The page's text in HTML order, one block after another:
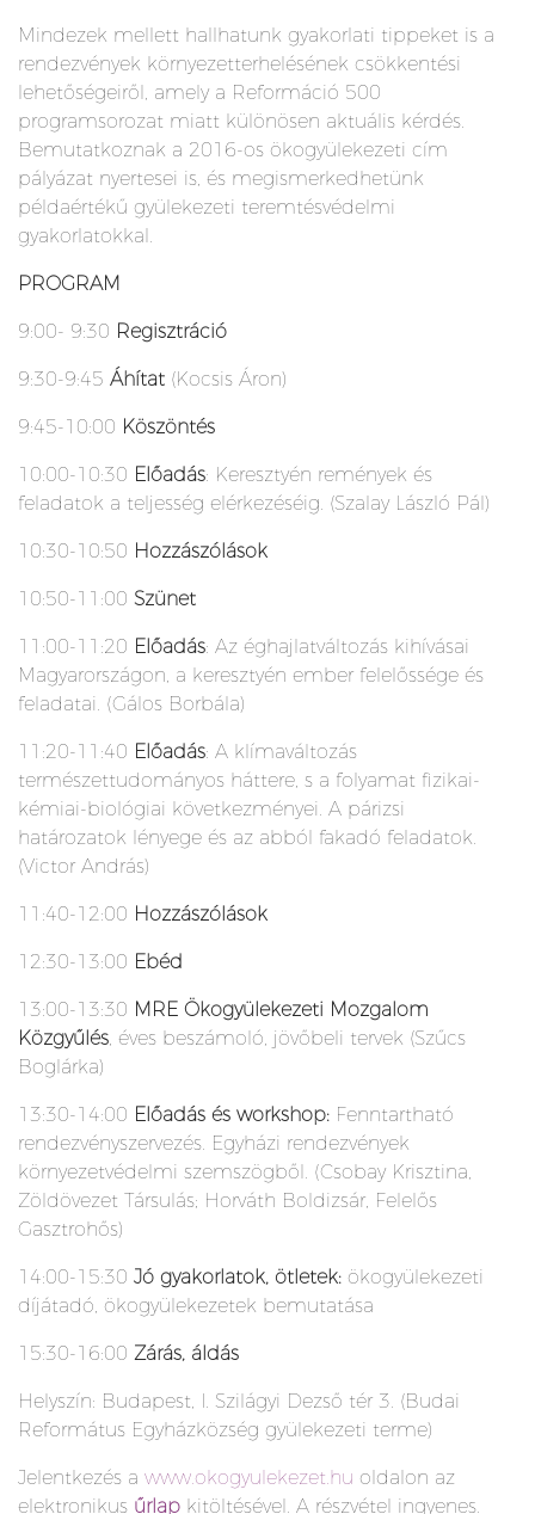
Mindezek mellett hallhatunk gyakorlati tippeket is a
rendezvények környezetterhelésének csökkentési
lehetőségeiről, amely a Reformáció 500
programsorozat miatt különösen aktuális kérdés.
Bemutatkoznak a 2016-os ökogyülekezeti cím
pályázat nyertesei is, és megismerkedhetünk
példaértékű gyülekezeti teremtésvédelmi
gyakorlatokkal.
PROGRAM
9:00- 9:30 Regisztráció
9:30-9:45 Áhítat (Kocsis Áron)
9:45-10:00 Köszöntés
10:00-10:30 Előadás: Keresztyén remények és
feladatok a teljesség elérkezéséig. (Szalay László Pál)
10:30-10:50 Hozzászólások
10:50-11:00 Szünet
11:00-11:20 Előadás: Az éghajlatváltozás kihívásai
Magyarországon, a keresztyén ember felelőssége és
feladatai. (Gálos Borbála)
11:20-11:40 Előadás: A klímaváltozás
természettudományos háttere, s a folyamat fizikai-
kémiai-biológiai következményei. A párizsi
határozatok lényege és az abból fakadó feladatok.
(Victor András)
11:40-12:00 Hozzászólások
12:30-13:00 Ebéd
13:00-13:30 MRE Ökogyülekezeti Mozgalom
Közgyűlés, éves beszámoló, jövőbeli tervek (Szűcs
Boglárka)
13:30-14:00 Előadás és workshop: Fenntartható
rendezvényszervezés. Egyházi rendezvények
környezetvédelmi szemszögből. (Csobay Krisztina,
Zöldövezet Társulás; Horváth Boldizsár, Felelős
Gasztrohős)
14:00-15:30 Jó gyakorlatok, ötletek: ökogyülekezeti
díjátadó, ökogyülekezetek bemutatása
15:30-16:00 Zárás, áldás
Helyszín: Budapest, I. Szilágyi Dezső tér 3. (Budai
Református Egyházközség gyülekezeti terme)
Jelentkezés a www.okogyulekezet.hu oldalon az
elektronikus űrlap kitöltésével. A részvétel ingyenes.